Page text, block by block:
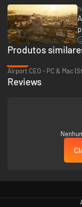
Corner Theatre
Majestic
Cinevista
Shard Arena
Skylines Heritage
DeepBlue
Parques:
The Dockyard
SportsPark Complex
Produtos
Airport CEO - PC & Mac
Reviews